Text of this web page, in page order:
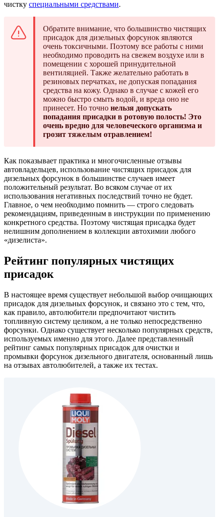
чистку специальными средствами.
Обратите внимание, что большинство чистящих
присадок для дизельных форсунок являются
очень токсичными. Поэтому все работы с ними
необходимо проводить на свежем воздухе или в
помещении с хорошей принудительной
вентиляцией. Также желательно работать в
резиновых перчатках, не допуская попадания
средства на кожу. Однако в случае с кожей его
можно быстро смыть водой, и вреда оно не
принесет. Но точно нельзя допускать
попадания присадки в ротовую полость! Это
очень вредно для человеческого организма и
грозит тяжелым отравлением!
Как показывает практика и многочисленные отзывы
автовладельцев, использование чистящих присадок для
дизельных форсунок в большинстве случаев имеет
положительный результат. Во всяком случае от их
использования негативных последствий точно не будет.
Главное, о чем необходимо помнить — строго следовать
рекомендациям, приведенным в инструкции по применению
конкретного средства. Поэтому чистящая присадка будет
нелишним дополнением в коллекции автохимии любого
«дизелиста».
Рейтинг популярных чистящих
присадок
В настоящее время существует небольшой выбор очищающих
присадок для дизельных форсунок, и связано это с тем, что,
как правило, автолюбители предпочитают чистить
топливную систему целиком, а не только непосредственно
форсунки. Однако существует несколько популярных средств,
используемых именно для этого. Далее представленный
рейтинг самых популярных присадок для очистки и
промывки форсунок дизельного двигателя, основанный лишь
на отзывах автолюбителей, а также их тестах.